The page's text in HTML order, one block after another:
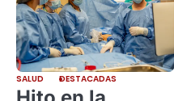
SALUD DESTACADAS